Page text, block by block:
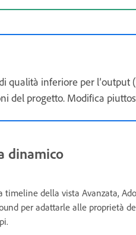
qualità inferiore per
del progetto. Modifica
dinamico
della vista Avanzata,
per adattarle alle proprietà